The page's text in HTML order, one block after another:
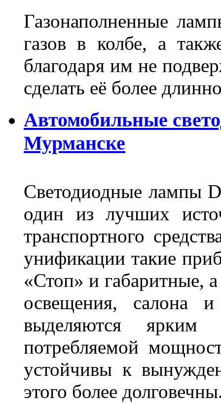
Газонаполненные
газов в колбе, а
благодаря им не
сделать её более
Автомобильные
Мурманске
Светодиодные лампы
один из лучших
транспортного
унификации такие
«Стоп» и габаритные,
освещения, салона
выделяются ярким
потребляемой
устойчивы к
этого более